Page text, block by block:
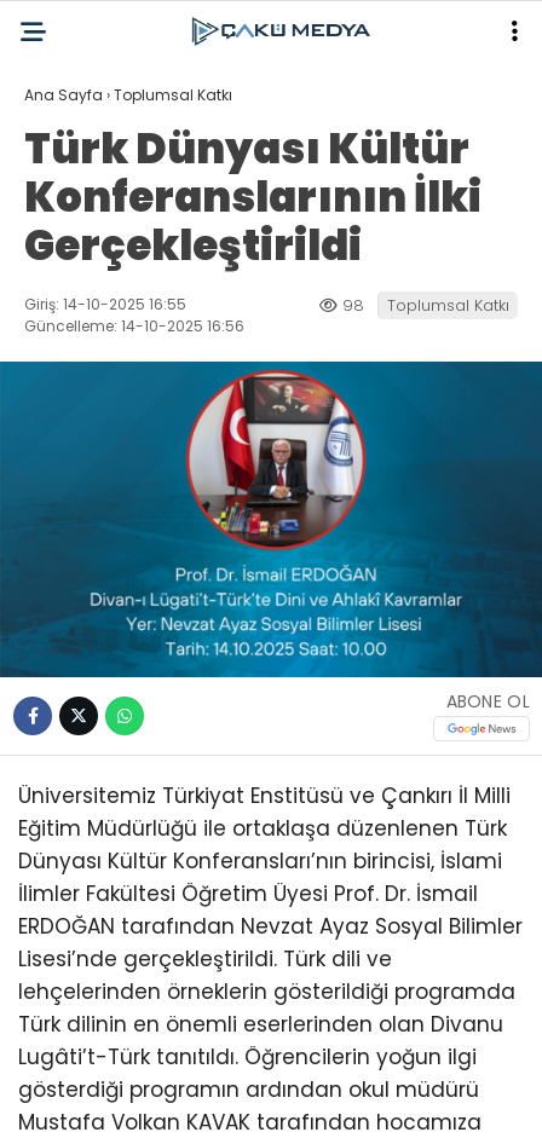
Ana Sayfa ›Toplumsal Katkı
Türk Dünyası Kültür
Konferanslarının İlki
Gerçekleştirildi
Giriş: 14-10-2025 16:55
Güncelleme: 14-10-2025 16:56
98 Toplumsal Katkı
ABONE OL
Üniversitemiz Türkiyat Enstitüsü ve Çankırı İl Milli
Eğitim Müdürlüğü ile ortaklaşa düzenlenen Türk
Dünyası Kültür Konferansları’nın birincisi, İslami
İlimler Fakültesi Öğretim Üyesi Prof. Dr. İsmail
ERDOĞAN tarafından Nevzat Ayaz Sosyal Bilimler
Lisesi’nde gerçekleştirildi. Türk dili ve
lehçelerinden örneklerin gösterildiği programda
Türk dilinin en önemli eserlerinden olan Divanu
Lugâti’t-Türk tanıtıldı. Öğrencilerin yoğun ilgi
gösterdiği programın ardından okul müdürü
Mustafa Volkan KAVAK tarafından hocamıza